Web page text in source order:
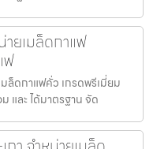
ยเมล็ดกาแฟ
ฟ
ล็ดกาแฟคั่ว เกรดพรีเมี่ยม
และ ได้มาตรฐาน จัด